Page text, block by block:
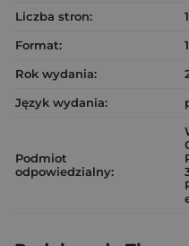
Liczba stron:
Format:
Rok wydania:
Język wydania:
Podmiot
odpowiedzialny: